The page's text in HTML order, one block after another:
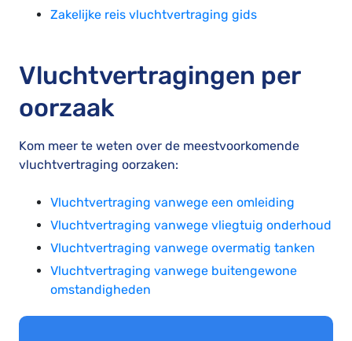
Zakelijke reis vluchtvertraging gids
Vluchtvertragingen per
oorzaak
Kom meer te weten over de meestvoorkomende
vluchtvertraging oorzaken:
Vluchtvertraging vanwege een omleiding
Vluchtvertraging vanwege vliegtuig onderhoud
Vluchtvertraging vanwege overmatig tanken
Vluchtvertraging vanwege buitengewone
omstandigheden